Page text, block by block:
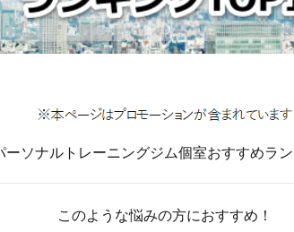
ーソナルトレーニングジム個室おすすめラ
このような悩みの方におすすめ！